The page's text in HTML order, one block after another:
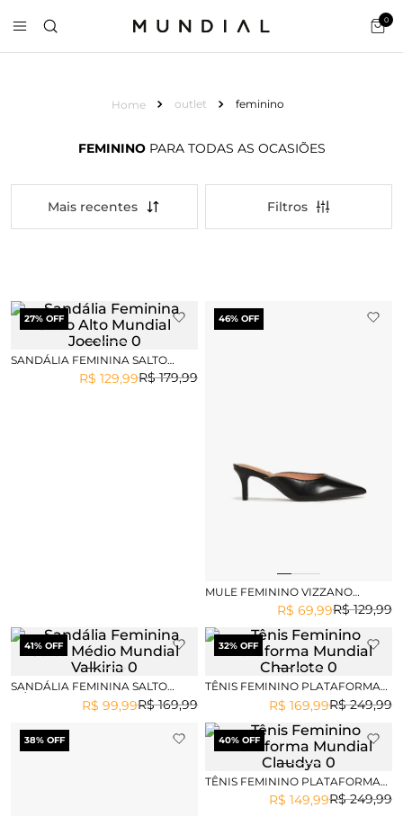
0
outlet feminino
FEMININO PARA TODAS AS OCASIÕES
Mais recentes
27% OFF
SANDÁLIA FEMININA SALTO
ALTO MUNDIAL JOCELINE
R$ 179,99
R$ 129,99
46% OFF
MULE FEMININO VIZZANO
R$ 129,99
R$ 69,99
41% OFF
SANDÁLIA FEMININA SALTO
MÉDIO MUNDIAL VALKIRIA
R$ 169,99
R$ 99,99
32% OFF
TÊNIS FEMININO PLATAFORMA
MUNDIAL CHARLOTE R$ 249,99
R$ 169,99
38% OFF 40% OFF
TÊNIS FEMININO PLATAFORMA
MUNDIAL CLAUDYA
R$ 249,99
R$ 149,99